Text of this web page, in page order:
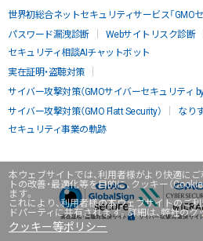
本ウェブサイトでは、利用者様がより快適に
トの改善・最適化等を目的に、クッキー（
ます。
これにより、利用者様の本ウェブサイトのご
ドパーティに共有されます。詳細は、弊社の
クッキー等ポリシー
世界初総合ネットセキュリティサービス「GMO
パスワード漏洩診断
Webサイトリスク診断
セキュリティ相談AIチャットボット
実在証明・盗聴対策
サイバー攻撃対策（GMOサイバーセキュリティ
サイバー攻撃対策（GMO Flatt Security）
なり
セキュリティ事業の軌跡